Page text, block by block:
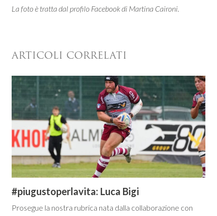
La foto è tratta dal profilo Facebook di Martina Caironi.
ARTICOLI CORRELATI
#piugustoperlavita: Luca Bigi
Prosegue la nostra rubrica nata dalla collaborazione con